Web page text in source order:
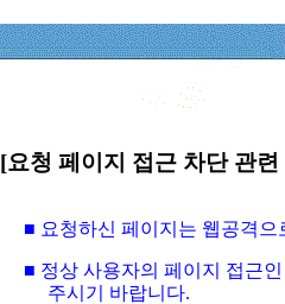
[요청 페이지 접근 차단 관
■ 요청하신 페이지는 웹공격
■ 정상 사용자의 페이지 접근
주시기 바랍니다.